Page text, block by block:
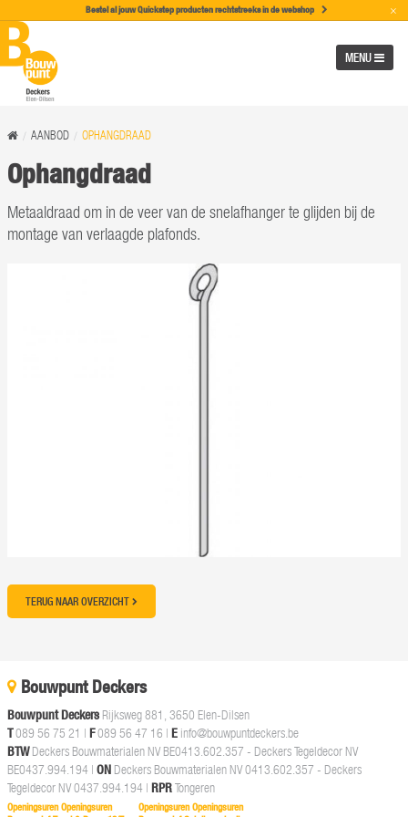
Bestel al jouw Quickstep producten rechtstreeks in de webshop ×
MENU
AANBOD OPHANGDRAAD
Ophangdraad
Metaaldraad om in de veer van de snelafhanger te glijden bij de
montage van verlaagde plafonds.
TERUG NAAR OVERZICHT
Bouwpunt Deckers
Bouwpunt Deckers Rijksweg 881, 3650 Elen-Dilsen
T089 56 75 21 | F089 56 47 16 | E info@bouwpuntdeckers.be
BTWDeckers Bouwmaterialen NV BE0413.602.357 - Deckers Tegeldecor NV
BE0437.994.194 | ON Deckers Bouwmaterialen NV 0413.602.357 - Deckers
Tegeldecor NV 0437.994.194 | RPRTongeren
Openingsuren Openingsuren
Openingsuren Openingsuren